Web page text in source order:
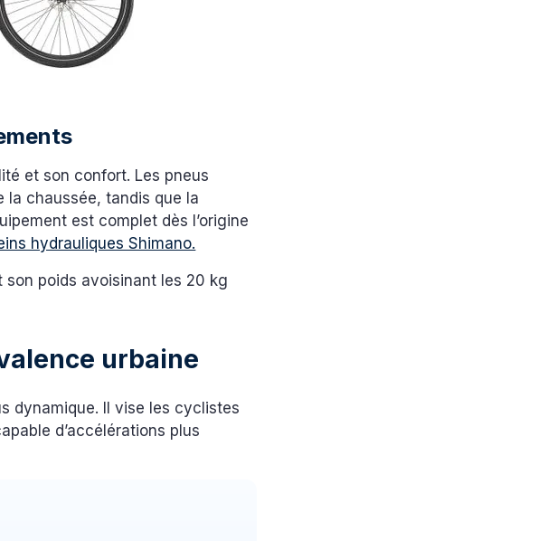
et son confort. Les pneus
la chaussée, tandis que la
est complet dès l’origine
hydrauliques Shimano.
son poids avoisinant les 20 kg
urbaine
dynamique. Il vise les cyclistes
d’accélérations plus